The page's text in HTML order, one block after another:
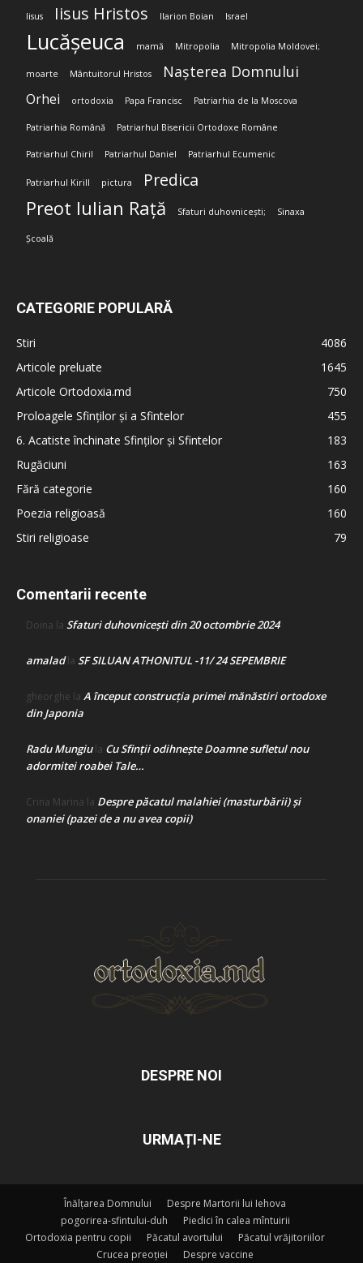
Iisus Iisus Hristos Ilarion Boian Israel
Lucășeuca mamă Mitropolia Mitropolia Moldovei;
moarte Mântuitorul Hristos Nașterea Domnului
Orhei ortodoxia Papa Francisc Patriarhia de la Moscova
Patriarhia Română Patriarhul Bisericii Ortodoxe Române
Patriarhul Chiril Patriarhul Daniel Patriarhul Ecumenic
Patriarhul Kirill pictura Predica
Preot Iulian Rață Sfaturi duhovnicești; Sinaxa
Școală
CATEGORIE POPULARĂ
Stiri
4086
Articole preluate
1645
Articole Ortodoxia.md
750
Proloagele Sfinților și a Sfintelor
455
6. Acatiste închinate Sfinților și Sfintelor
183
Rugăciuni
163
Fără categorie
160
Poezia religioasă
160
Stiri religioase
79
Comentarii recente
Doina la Sfaturi duhovnicești din 20 octombrie 2024
amaladla SF SILUAN ATHONITUL -11/ 24 SEPEMBRIE
gheorghe la A început construcţia primei mănăstiri ortodoxe
din Japonia
Radu Mungiula Cu Sfinții odihnește Doamne sufletul nou
adormitei roabei Tale…
Crina Marina la Despre păcatul malahiei (masturbării) şi
onaniei (pazei de a nu avea copii)
DESPRE NOI
URMAȚI-NE
Înălțarea Domnului
Despre Martorii lui Iehova
pogorirea-sfintului-duh
Piedici în calea mîntuirii
Ortodoxia pentru copii
Păcatul avortului
Păcatul vrăjitoriilor
Crucea preoției
Despre vaccine